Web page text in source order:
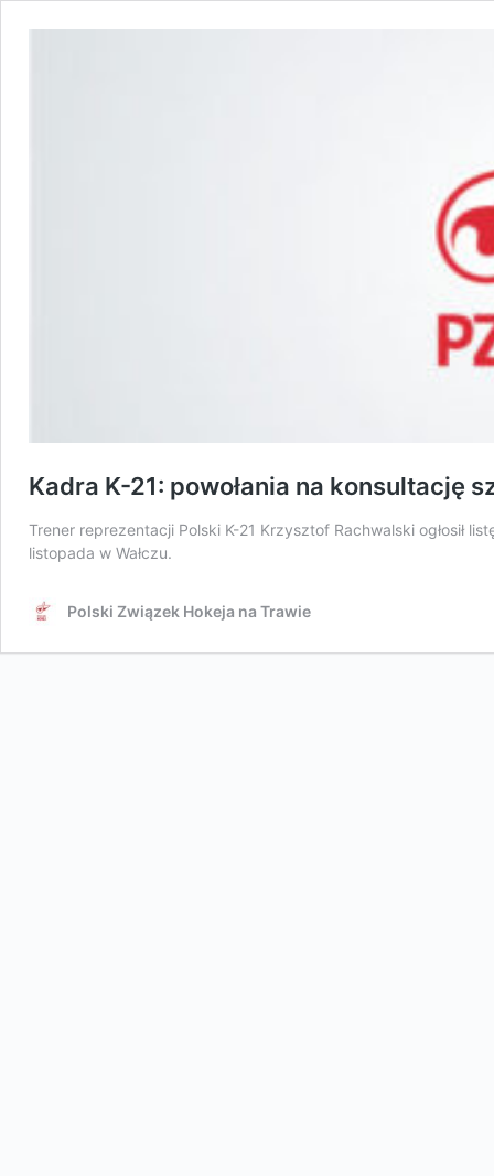
Kadra K-21: powołania na konsultację
Trener reprezentacji Polski K-21 Krzysztof Rachwalski ogłosił
listopada w Wałczu.
Polski Związek Hokeja na Trawie